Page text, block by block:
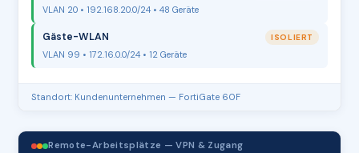
VLAN 20 • 192.168.20.0/24 • 48 Geräte
Gäste-WLAN ISOLIERT
VLAN 99 • 172.16.0.0/24 • 12 Geräte
Standort: Kundenunternehmen — FortiGate 60F
Remote-Arbeitsplätze — VPN & Zugang